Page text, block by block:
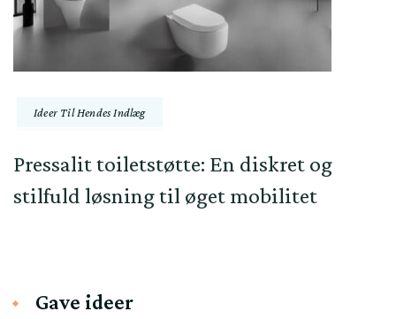
Ideer Til Hendes Indlæg
Pressalit toiletstøtte: En diskret og
stilfuld løsning til øget mobilitet
Gave ideer